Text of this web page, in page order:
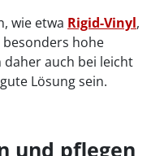
wie etwa Rigid-Vinyl,
hohe
auch bei leicht
Lösung sein.
und pflegen